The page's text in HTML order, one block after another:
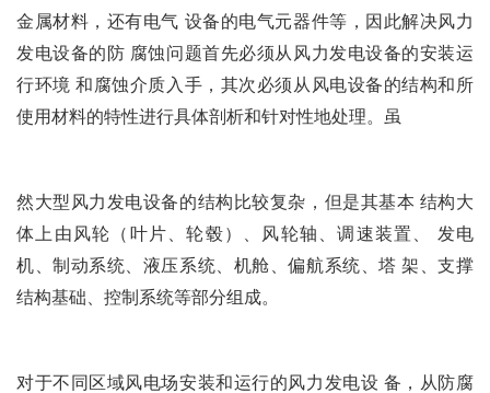
金属材料，还有电气 设备的电气元器件等，因此解决风力
发电设备的防 腐蚀问题首先必须从风力发电设备的安装运
行环境 和腐蚀介质入手，其次必须从风电设备的结构和所
使用材料的特性进行具体剖析和针对性地处理。虽
然大型风力发电设备的结构比较复杂，但是其基本 结构大
体上由风轮（叶片、轮毂）、风轮轴、调速装置、 发电
机、制动系统、液压系统、机舱、偏航系统、塔 架、支撑
结构基础、控制系统等部分组成。
对于不同区域风电场安装和运行的风力发电设 备，从防腐